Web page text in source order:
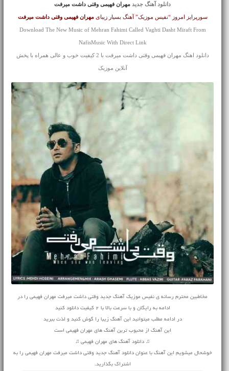
دانلود آهنگ جدید مهران فهیمی وقتی داشت میرفت
سورپرایز امروز “نفیس موزیک” آهنگ بسیار زیبایمهران فهیمی وقتی داشت میرفت
Download The New Music of Mehran Fahimi Called Vaghti Dasht Miraft From
NafisMusic With Direct Link
دانلود اهنگ مهران فهیمی وقتی داشت میرفت با 2 کیفیت خوب و عالی همراه با پخش
آنلاین موزیک
مخاطبین محترم رسانه ی نفیس موزیک آهنگ جدید وقتی داشت میرفت مهران فهیمی را در
ادامه به رایگان و با سرعت بالا با 2 کیفیت دانلود کنید
در ادامه مطلب میتوانید این آهنگ زیبا را گوش کنید و لذت ببرید
این آهنگ از محبوب ترین آهنگ های مهران فهیمی است
♫ دانلود آهنگ های مهران فهیمی ♫
خوشحال میشویم این آهنگ با عنوان دانلود آهنگ جدید وقتی داشت میرفت مهران فهیمی را به
اشتراک بگذارید.